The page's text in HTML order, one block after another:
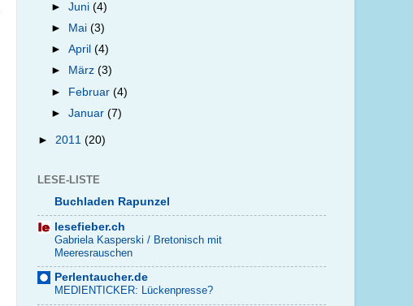
►Juni(4)
►
Mai(3)
►April(4)
►
März(3)
► Februar(4)
►Januar(7)
► 2011 (20)
LESE-LISTE
Buchladen Rapunzel
lesefieber.ch
Gabriela Kasperski / Bretonisch mit
Meeresrauschen
Perlentaucher.de
MEDIENTICKER: Lückenpresse?